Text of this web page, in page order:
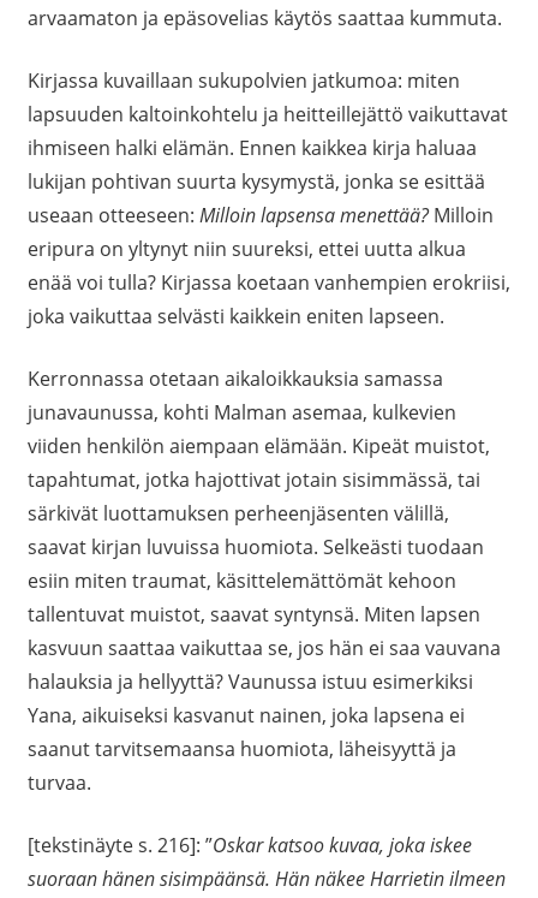
arvaamaton ja epäsovelias käytös saattaa kummuta.
Kirjassa kuvaillaan sukupolvien jatkumoa: miten
lapsuuden kaltoinkohtelu ja heitteillejättö vaikuttavat
ihmiseen halki elämän. Ennen kaikkea kirja haluaa
lukijan pohtivan suurta kysymystä, jonka se esittää
useaan otteeseen: Milloin lapsensa menettää?Milloin
eripura on yltynyt niin suureksi, ettei uutta alkua
enää voi tulla? Kirjassa koetaan vanhempien erokriisi,
joka vaikuttaa selvästi kaikkein eniten lapseen.
Kerronnassa otetaan aikaloikkauksia samassa
junavaunussa, kohti Malman asemaa, kulkevien
viiden henkilön aiempaan elämään. Kipeät muistot,
tapahtumat, jotka hajottivat jotain sisimmässä, tai
särkivät luottamuksen perheenjäsenten välillä,
saavat kirjan luvuissa huomiota. Selkeästi tuodaan
esiin miten traumat, käsittelemättömät kehoon
tallentuvat muistot, saavat syntynsä. Miten lapsen
kasvuun saattaa vaikuttaa se, jos hän ei saa vauvana
halauksia ja hellyyttä? Vaunussa istuu esimerkiksi
Yana, aikuiseksi kasvanut nainen, joka lapsena ei
saanut tarvitsemaansa huomiota, läheisyyttä ja
turvaa.
[tekstinäyte s. 216]: ”Oskar katsoo kuvaa, joka iskee
suoraan hänen sisimpäänsä. Hän näkee Harrietin ilmeen